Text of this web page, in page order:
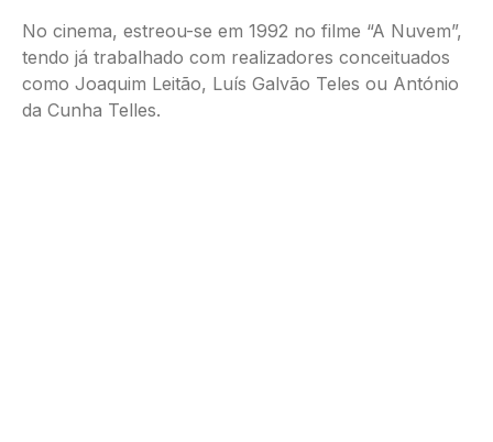
No cinema, estreou-se em 1992 no filme “A Nuvem”,
tendo já trabalhado com realizadores conceituados
como Joaquim Leitão, Luís Galvão Teles ou António
da Cunha Telles.